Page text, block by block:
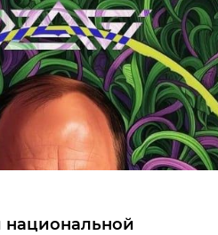
национальной